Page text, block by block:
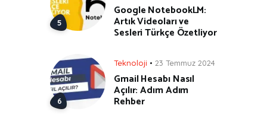
Google NotebookLM:
Artık Videoları ve
Sesleri Türkçe Özetliyor
Teknoloji 23 Temmuz 2024
Gmail Hesabı Nasıl
Açılır: Adım Adım
Rehber